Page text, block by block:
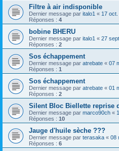
Filtre à air indisponible
Dernier message par italo1 « 17
Réponses : 4
bobine BHERU
Dernier message par italo1 « 27
Réponses : 2
Sos échappement
Dernier message par atrebate « 07
Réponses : 1
Sos échappement
Dernier message par atrebate « 01
Réponses : 2
Silent Bloc Biellette reprise
Dernier message par marco90ch «
Réponses : 10
Jauge d'huile sèche ???
Dernier message par terasaka « 08
Réponses : 6